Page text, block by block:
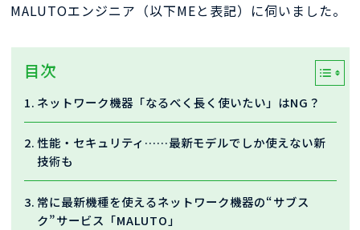
MALUTOエンジニア（以下MEと表記）に伺いました。
目次
ネットワーク機器「なるべく長く使いたい」はNG？
性能・セキュリティ……最新モデルでしか使えない新
技術も
常に最新機種を使えるネットワーク機器の“サブス
ク”サービス「MALUTO」